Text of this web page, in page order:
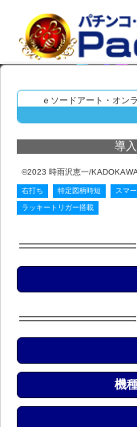
ｅソードアート・オン
導
©2023 時雨沢恵一/
右打ち 特定図柄時短 スマ
ラッキートリガー搭載
機